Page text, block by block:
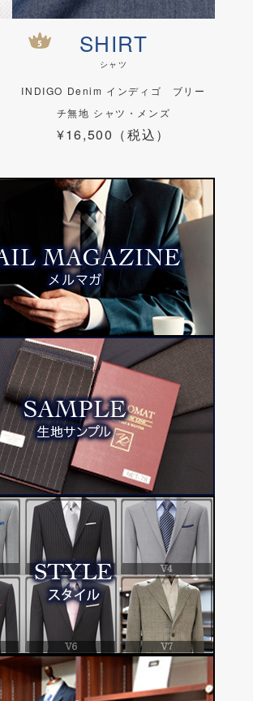
SHIRT
シャツ
INDIGO Denim インディゴ ブリー
チ無地 シャツ・メンズ
¥16,500（税込）